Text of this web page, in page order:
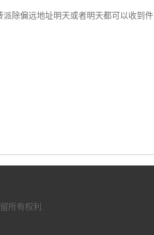
除偏远地址明天或者明天都可以收到件
所有权利.